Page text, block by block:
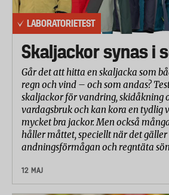
LABORATORIETEST
Skaljackor synas i
Går det att hitta en skaljacka som
regn och vind – och som andas?
skaljackor för vandring, skidåkning
vardagsbruk och kan kora en tydlig
mycket bra jackor. Men också
håller måttet, speciellt när det gäller
andningsförmågan och regntäta
12 MAJ